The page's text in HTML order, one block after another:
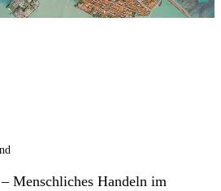
Menschliches Handeln im